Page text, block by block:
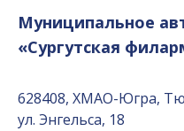
Муниципальное
«Сургутская
628408, ХМАО-Югра,
ул. Энгельса, 18